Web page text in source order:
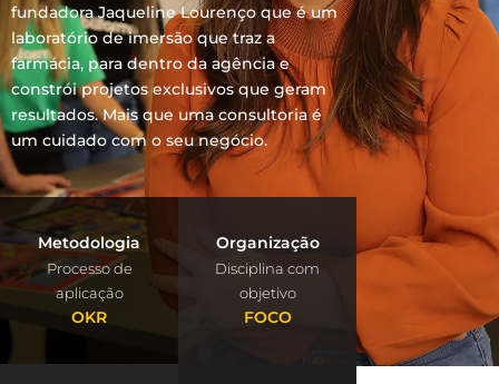
fundadora Jaqueline Lourenço que é um
laboratório de imersão que traz a
farmácia, para dentro da agência e
constrói projetos exclusivos que geram
resultados. Mais que uma consultoria é
um cuidado com o seu negócio.
Metodologia
Processo de
aplicação
OKR
Organização
Disciplina com
objetivo
FOCO